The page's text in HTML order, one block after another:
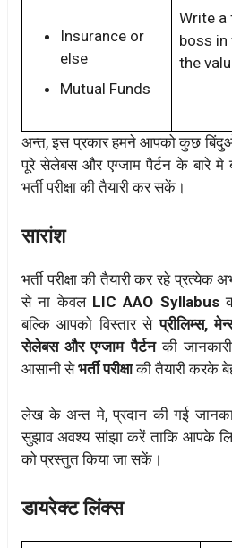
Insurance or
else
Mutual Funds
Write
boss in
the
अन्त, इस प्रकार हमने आपको कुछ
पूरे सेलेबस और एग्जाम पैर्टन के बारे मे
भर्ती परीक्षा की तैयारी कर सकें।
सारांश
भर्ती परीक्षा की तैयारी कर रहे प्रत्येक
से ना केवल LIC AAO Syllabus
बल्कि आपको विस्तार सेप्रीलिम्स,
सेलेबस और एग्जाम पैर्टनकी
आसानी सेभर्ती परीक्षाकी तैयारी करके
लेख के अन्त मे, प्रदान की गई
सुझाव अवश्य सांझा करें ताकि आपके
को प्रस्तुत किया जा सकें।
डायरेक्ट लिंक्स